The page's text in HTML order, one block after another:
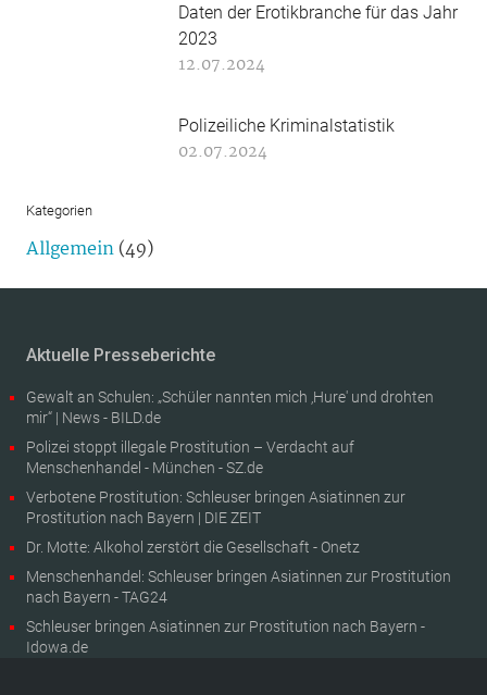
Daten der Erotikbranche für das Jahr
2023
12.07.2024
Polizeiliche Kriminalstatistik
02.07.2024
Kategorien
Allgemein(49)
Aktuelle Presseberichte
Gewalt an Schulen: „Schüler nannten mich ‚Hure' und drohten
mir“ | News - BILD.de
Polizei stoppt illegale Prostitution – Verdacht auf
Menschenhandel - München - SZ.de
Verbotene Prostitution: Schleuser bringen Asiatinnen zur
Prostitution nach Bayern | DIE ZEIT
Dr. Motte: Alkohol zerstört die Gesellschaft - Onetz
Menschenhandel: Schleuser bringen Asiatinnen zur Prostitution
nach Bayern - TAG24
Schleuser bringen Asiatinnen zur Prostitution nach Bayern -
Idowa.de